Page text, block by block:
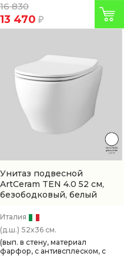
16 830
13 470
Унитаз подвесной
ArtCeram TEN 4.0 52 см,
безободковый, белый
TEV006 01 00)
Италия
(д.ш.) 52x36 см.
(вып. в стену, материал
фарфор, с антивсплеском, с